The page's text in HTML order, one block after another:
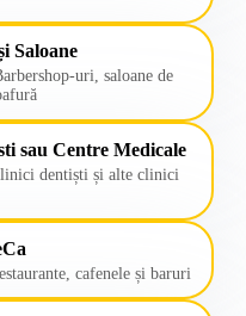
Saloane
uri, saloane de
sau Centre Medicale
dentiști și alte clinici
cafenele și baruri